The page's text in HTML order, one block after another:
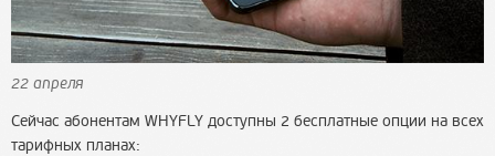
22 апреля
Сейчас абонентам WHYFLY доступны 2 бесплатные опции на всех
тарифных планах: